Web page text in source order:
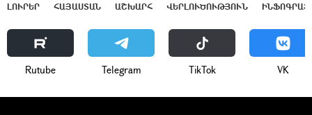
ԼՈՒՐԵՐ ՀԱՅԱՍՏԱՆ ԱՇԽԱՐՀ ՎԵՐԼՈՒԾՈՒԹՅՈՒՆ
Rutube Telegram ТikТоk VK